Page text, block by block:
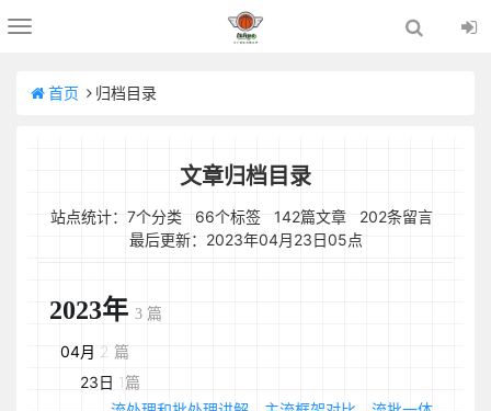
Toggle
首页 归档目录
文章归档目录
站点统计：7个分类 66个标签 142篇文章 202条留言
最后更新：2023年04月23日05点
2023年 3 篇
04月 2 篇
23日 1篇